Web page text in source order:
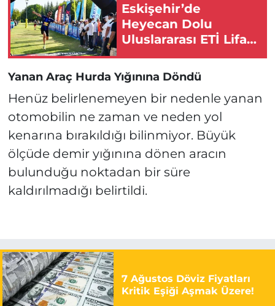
Eskişehir’de
Heyecan Dolu
Uluslararası ETİ Lifalif
Eskişehir Yarı
Maratonu Başlıyor!
Yanan Araç Hurda Yığınına Döndü
Henüz belirlenemeyen bir nedenle yanan
otomobilin ne zaman ve neden yol
kenarına bırakıldığı bilinmiyor. Büyük
ölçüde demir yığınına dönen aracın
bulunduğu noktadan bir süre
kaldırılmadığı belirtildi.
7 Ağustos Döviz Fiyatları
Kritik Eşiği Aşmak Üzere!